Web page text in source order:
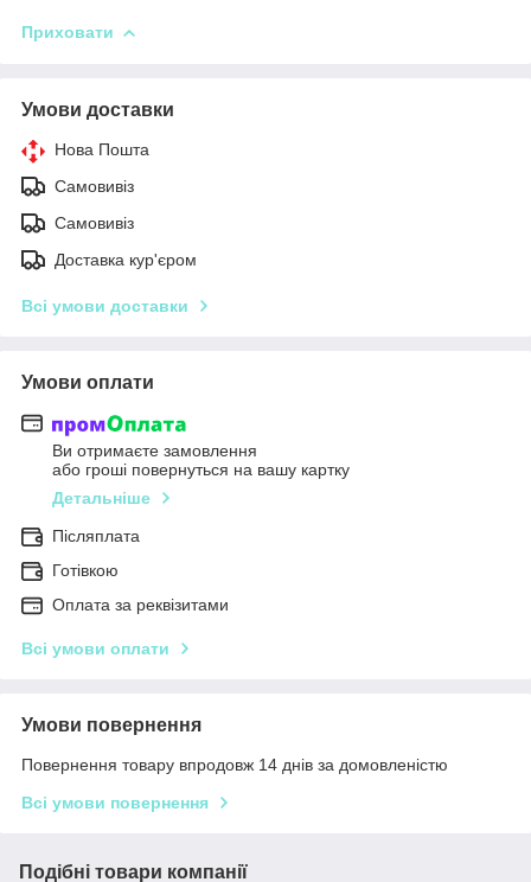
Приховати
Умови доставки
Нова Пошта
Самовивіз
Самовивіз
Доставка кур'єром
Всі умови доставки
Умови оплати
Ви отримаєте замовлення
або гроші повернуться на вашу картку
Детальніше
Післяплата
Готівкою
Оплата за реквізитами
Всі умови оплати
Умови повернення
Повернення товару впродовж 14 днів за домовленістю
Всі умови повернення
Подібні товари компанії